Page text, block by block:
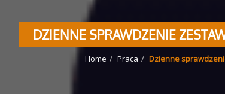
DZIENNE SPRAWDZENIE
Home Praca Dzienne